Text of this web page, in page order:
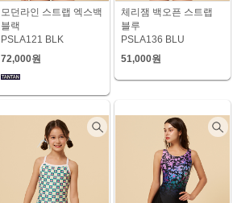
모던라인 스트랩 엑스백
블랙
PSLA121 BLK
72,000원
체리잼 백오픈 스트랩
블루
PSLA136 BLU
51,000원